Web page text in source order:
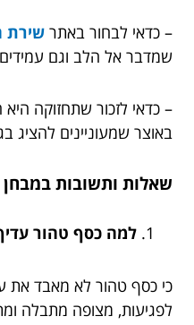
– כדאי לבחור באתר שירת
שמדבר אל הלב וגם
– כדאי לזכור שתחזוקה
באוצר שמעוניינים להציג
שאלות ותשובות
למה כסף טהור
כי כסף טהור לא מאבד את
לפגיעות, מצופה מתבלה